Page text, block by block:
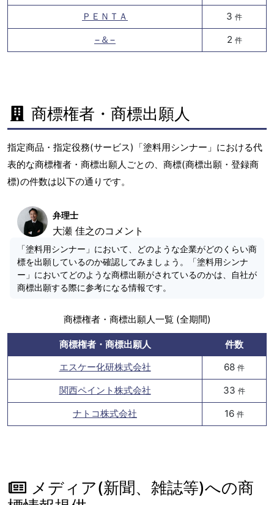
ＰＥＮＴＡ 3 件
−＆− 2 件
商標権者・商標出願人
指定商品・指定役務(サービス)「塗料用シンナー」における代
表的な商標権者・商標出願人ごとの、商標(商標出願・登録商
標)の件数は以下の通りです。
弁理士
大瀬 佳之のコメント
「塗料用シンナー」において、どのような企業がどのくらい商
標を出願しているのか確認してみましょう。「塗料用シンナ
ー」においてどのような商標出願がされているのかは、自社が
商標出願する際に参考になる情報です。
商標権者・商標出願人一覧 (全期間)
商標権者・商標出願人
件数
エスケー化研株式会社
68 件
関西ペイント株式会社 33 件
ナトコ株式会社 16 件
メディア(新聞、雑誌等)への商